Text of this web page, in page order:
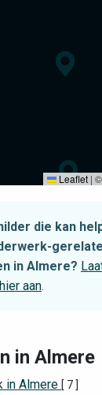
Leaflet | ©
die kan
in Almere?
hier aan.
in Almere
in Almere [ 7 ]